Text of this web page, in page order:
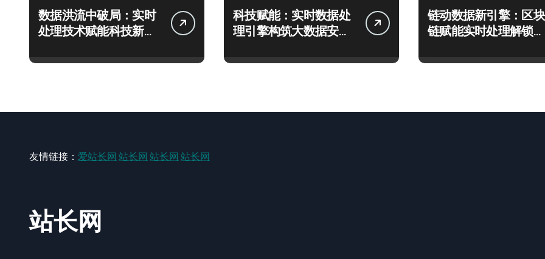
数据洪流中破局：实时
处理技术赋能科技新飞
科技赋能：实时数据处
理引擎构筑大数据安全
链动数据新引擎：区块
链赋能实时处理解锁企
友情链接： 爱站长网 站长网 站长网 站长网
站长网